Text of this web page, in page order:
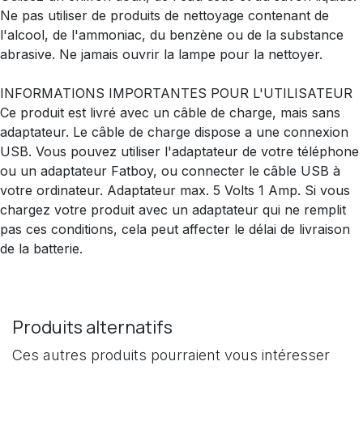
Ne pas utiliser de produits de nettoyage contenant de
l'alcool, de l'ammoniac, du benzène ou de la substance
abrasive. Ne jamais ouvrir la lampe pour la nettoyer.
INFORMATIONS IMPORTANTES POUR L'UTILISATEUR
Ce produit est livré avec un câble de charge, mais sans
adaptateur. Le câble de charge dispose a une connexion
USB. Vous pouvez utiliser l'adaptateur de votre téléphone
ou un adaptateur Fatboy, ou connecter le câble USB à
votre ordinateur. Adaptateur max. 5 Volts 1 Amp. Si vous
chargez votre produit avec un adaptateur qui ne remplit
pas ces conditions, cela peut affecter le délai de livraison
de la batterie.
Produits alternatifs
Ces autres produits pourraient vous intéresser